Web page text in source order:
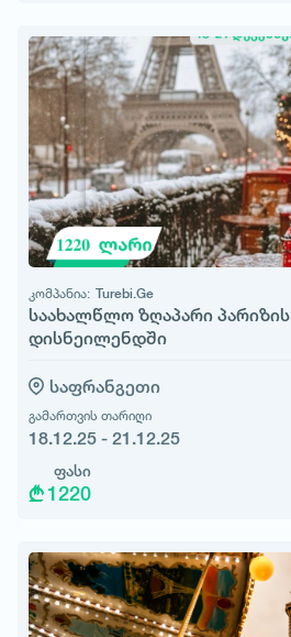
კომპანია: Turebi.Ge
საახალწლო ზღაპარი პარიზის
დისნეილენდში
საფრანგეთი
გამართვის თარიღი
18.12.25 - 21.12.25
ფასი
1220